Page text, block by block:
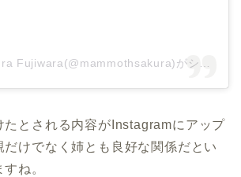
藤原さくら Sakura Fujiwara(@mammothsakura)がシェアした投稿
たとされる内容がInstagramにアップ
だけでなく姉とも良好な関係だとい
ね。